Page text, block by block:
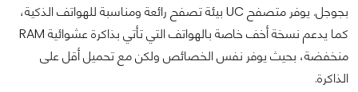
بجوجل. يوفر متصفح UC بيئة تصفح رائعة ومناسبة للهواتف الذكية،
كما يدعم نسخة أخف خاصة بالهواتف التي تأتي بذاكرة عشوائية RAM
منخفضة، بحيث يوفر نفس الخصائص ولكن مع تحميل أقل على
الذاكرة.